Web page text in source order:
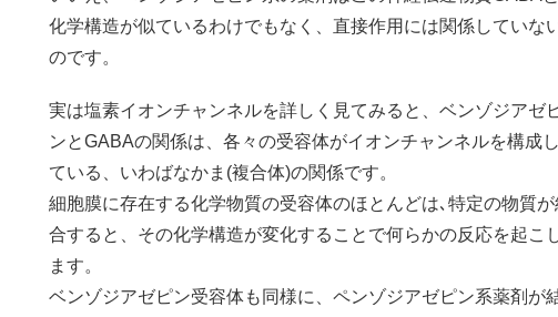
化学構造が似ているわけでもなく、直接作用には関係していな
のです。
実は塩素イオンチャンネルを詳しく見てみると、ベンゾジアゼ
ンとGABAの関係は、各々の受容体がイオンチャンネルを構成し
ている、いわばなかま(複合体)の関係です。
細胞膜に存在する化学物質の受容体のほとんどは､特定の物質が
合すると、その化学構造が変化することで何らかの反応を起こ
ます。
ベンゾジアゼピン受容体も同様に、ペンゾジアゼピン系薬剤が